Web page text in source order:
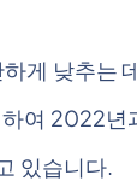
게 낮추는
하여 2022
있습니다.